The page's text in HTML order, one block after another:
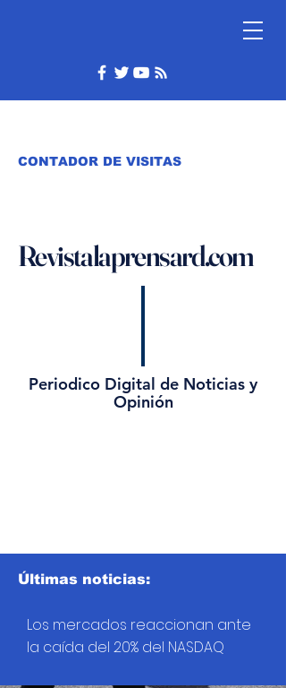
CONTADOR DE VISITAS
Revistalaprensard.com
Periodico Digital de Noticias y
Opinión
Últimas noticias:
Los mercados reaccionan ante
la caída del 20% del NASDAQ